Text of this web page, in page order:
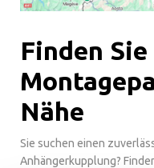
Finden
Nähe
Sie suchen einen
Anhängerkupplung?